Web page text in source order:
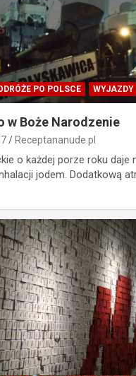
PO POLSCE WYJAZDY
w Boże Narodzenie
Receptananude.pl
o każdej porze roku daje
jodem. Dodatkową